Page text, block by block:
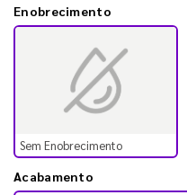
Enobrecimento
Sem Enobrecimento
Acabamento